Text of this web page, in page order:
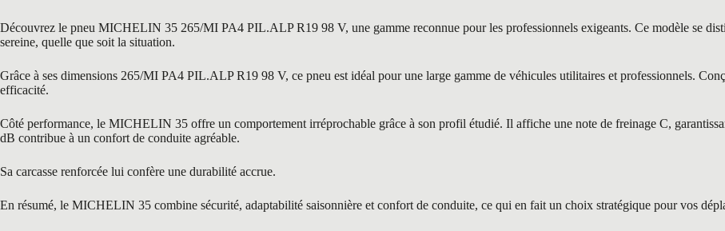
Découvrez le pneu MICHELIN 35 265/MI PA4 PIL.ALP R19 98 V, une gamme reconnue pour les professionnels exigeants. Ce modèle se
sereine, quelle que soit la situation.
Grâce à ses dimensions 265/MI PA4 PIL.ALP R19 98 V, ce pneu est idéal pour une large gamme de véhicules utilitaires et professionnels.
efficacité.
Côté performance, le MICHELIN 35 offre un comportement irréprochable grâce à son profil étudié. Il affiche une note de freinage C,
dB contribue à un confort de conduite agréable.
Sa carcasse renforcée lui confère une durabilité accrue.
En résumé, le MICHELIN 35 combine sécurité, adaptabilité saisonnière et confort de conduite, ce qui en fait un choix stratégique pour vos